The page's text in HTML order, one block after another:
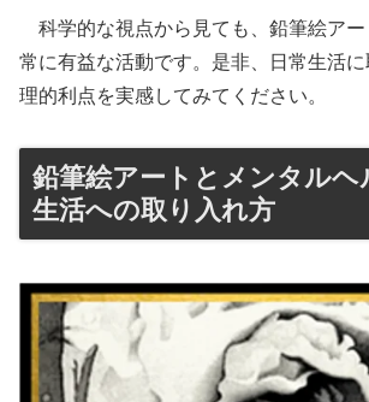
科学的な視点から見ても、鉛筆絵ア
常に有益な活動です。是非、日常生活
理的利点を実感してみてください。
鉛筆絵アートとメンタルヘ
生活への取り入れ方